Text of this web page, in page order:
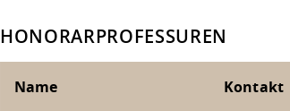
HONORARPROFESSUREN
Name Kontakt